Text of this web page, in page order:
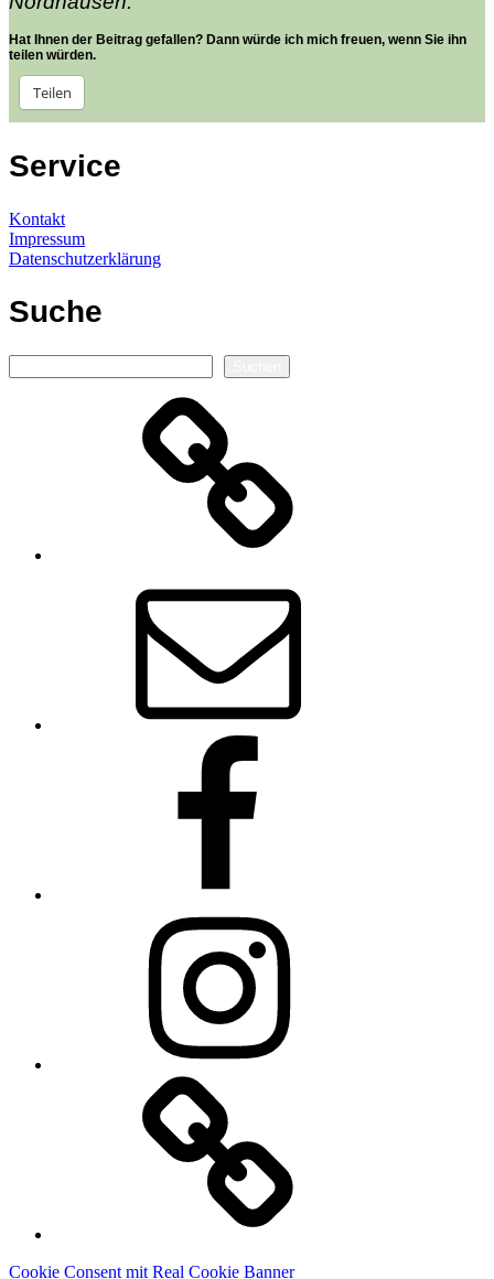
Hat Ihnen der Beitrag gefallen? Dann würde ich mich freuen, wenn Sie ihn
teilen würden.
Teilen
Service
Kontakt
Impressum
Datenschutzerklärung
Suche
Cookie Consent mit Real Cookie Banner